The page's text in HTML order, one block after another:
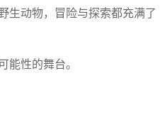
生动物，冒险与探索都充满了
性的舞台。